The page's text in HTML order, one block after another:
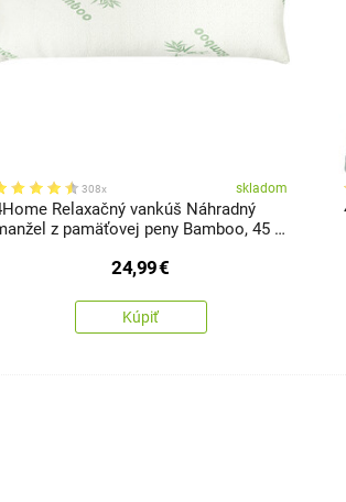
308x skladom
Relaxačný vankúš Náhradný
z pamäťovej peny Bamboo, 45 x
24,99€
Kúpiť